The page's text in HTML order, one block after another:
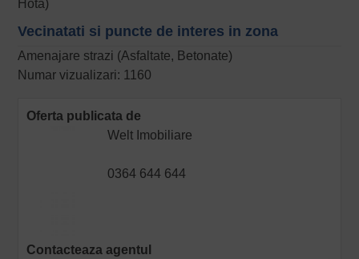
Hota)
Vecinatati si puncte de interes in zona
Amenajare strazi (Asfaltate, Betonate)
Numar vizualizari: 1160
Oferta publicata de
Welt Imobiliare
0364 644 644
Contacteaza agentul